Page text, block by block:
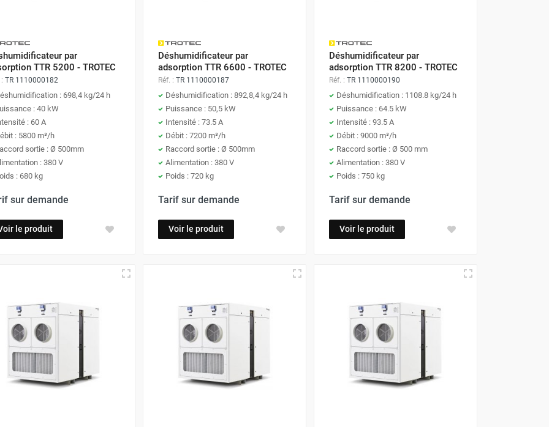
par
TTR 5200 - TROTEC
TR 1110000182
: 698,4 kg/24 h
: 40 kW
: 60 A
: 5800 m³/h
sortie : Ø 500mm
: 380 V
: 680 kg
sur demande
le produit
Déshumidificateur par
adsorption TTR 6600 - TROTEC
Réf. : TR 1110000187
Déshumidification : 892,8,4 kg/24 h
Puissance : 50,5 kW
Intensité : 73.5 A
Débit : 7200 m³/h
Raccord sortie : Ø 500mm
Alimentation : 380 V
Poids : 720 kg
Tarif sur demande
Voir le produit
Déshumidificateur par
adsorption TTR 8200 - TROTEC
Réf. : TR 1110000190
Déshumidification : 1108.8 kg/24 h
Puissance : 64.5 kW
Intensité : 93.5 A
Débit : 9000 m³/h
Raccord sortie : Ø 500 mm
Alimentation : 380 V
Poids : 750 kg
Tarif sur demande
Voir le produit